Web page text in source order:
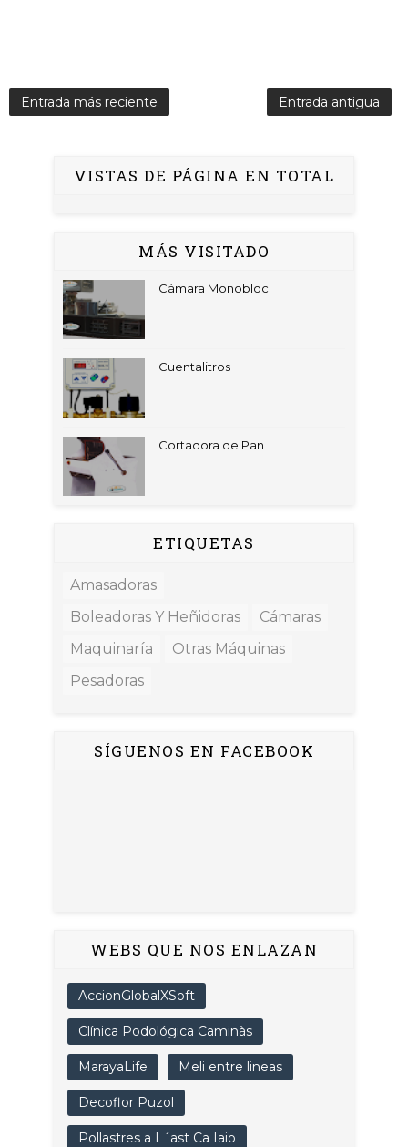
Entrada más reciente Entrada antigua
VISTAS DE PÁGINA EN TOTAL
MÁS VISITADO
Cámara Monobloc
Cuentalitros
Cortadora de Pan
ETIQUETAS
Amasadoras
Boleadoras Y Heñidoras
Cámaras
Maquinaría
Otras Máquinas
Pesadoras
SÍGUENOS EN FACEBOOK
WEBS QUE NOS ENLAZAN
AccionGlobalXSoft
Clínica Podológica Caminàs
MarayaLife Meli entre lineas
Decoflor Puzol
Pollastres a L´ast Ca Iaio